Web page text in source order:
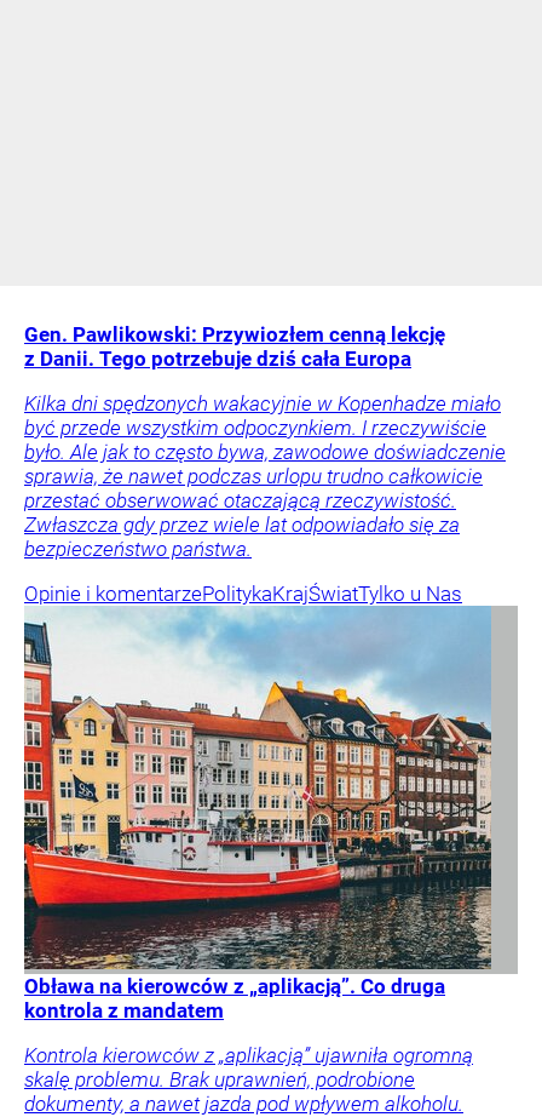
Gen. Pawlikowski: Przywiozłem cenną lekcję
z Danii. Tego potrzebuje dziś cała Europa
Kilka dni spędzonych wakacyjnie w Kopenhadze miało
być przede wszystkim odpoczynkiem. I rzeczywiście
było. Ale jak to często bywa, zawodowe doświadczenie
sprawia, że nawet podczas urlopu trudno całkowicie
przestać obserwować otaczającą rzeczywistość.
Zwłaszcza gdy przez wiele lat odpowiadało się za
bezpieczeństwo państwa.
Opinie i komentarzePolitykaKrajŚwiatTylko u Nas
Obława na kierowców z „aplikacją”. Co druga
kontrola z mandatem
Kontrola kierowców z „aplikacją” ujawniła ogromną
skalę problemu. Brak uprawnień, podrobione
dokumenty, a nawet jazda pod wpływem alkoholu.